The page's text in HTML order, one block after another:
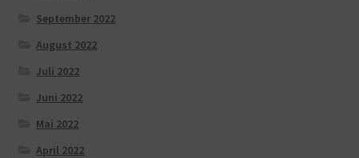
September 2022
August 2022
Juli 2022
Juni 2022
Mai 2022
April 2022